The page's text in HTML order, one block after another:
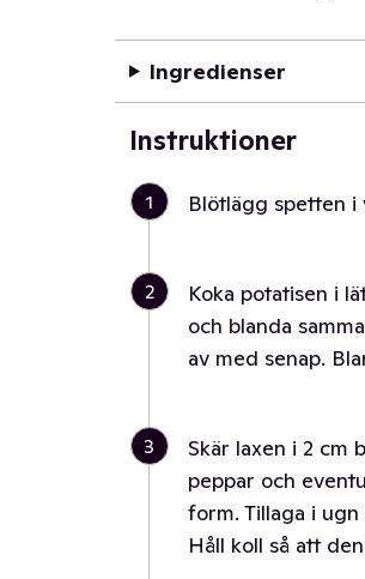
Ingredienser
Instruktioner
1 Blötlägg spetten i
2
Koka potatisen i
och blanda
av med senap.
3
Skär laxen i 2 cm
peppar och
form. Tillaga i
Håll koll så att